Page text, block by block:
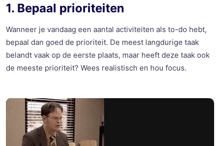
1. Bepaal prioriteiten
Wanneer je vandaag een aantal activiteiten als to-do hebt,
bepaal dan goed de prioriteit. De meest langdurige taak
belandt vaak op de eerste plaats, maar heeft deze taak ook
de meeste prioriteit? Wees realistisch en hou focus.